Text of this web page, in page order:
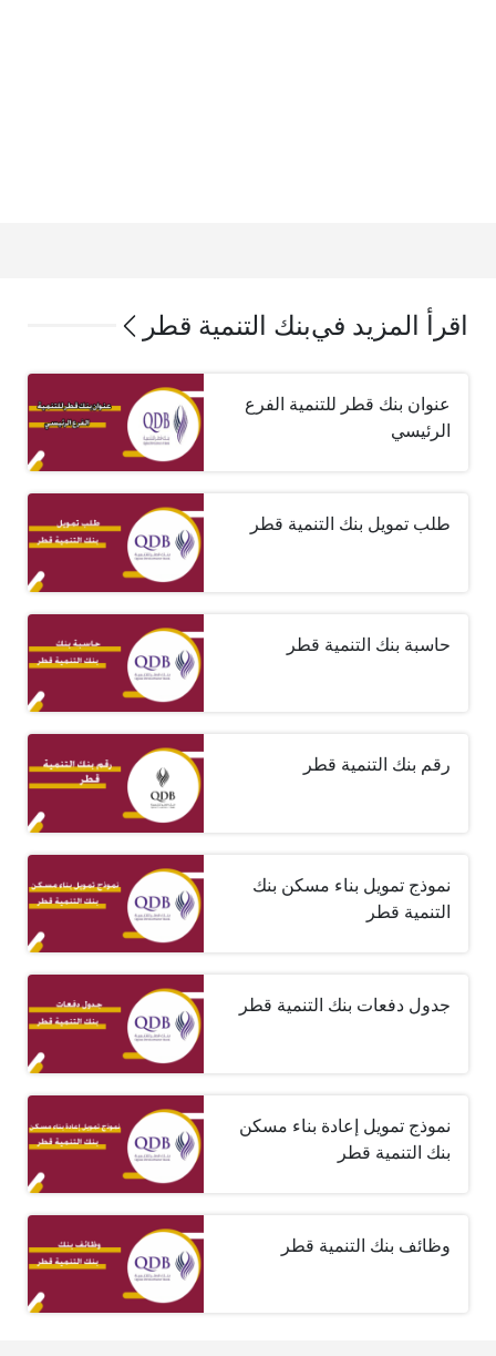
اقرأ المزيد فيبنك التنمية قطر
عنوان بنك قطر للتنمية الفرع
الرئيسي
طلب تمويل بنك التنمية قطر
حاسبة بنك التنمية قطر
رقم بنك التنمية قطر
نموذج تمويل بناء مسكن بنك
التنمية قطر
جدول دفعات بنك التنمية قطر
نموذج تمويل إعادة بناء مسكن
بنك التنمية قطر
وظائف بنك التنمية قطر